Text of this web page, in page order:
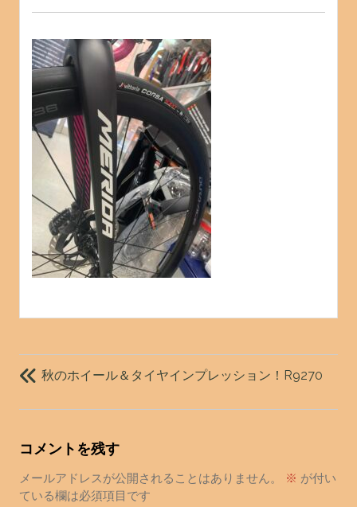
投
稿
ビ
ー
シ
ョ
秋のホイール＆タイヤインプレッション！R9270
コメントを残す
メールアドレスが公開されることはありません。 ※ が付い
ている欄は必須項目です